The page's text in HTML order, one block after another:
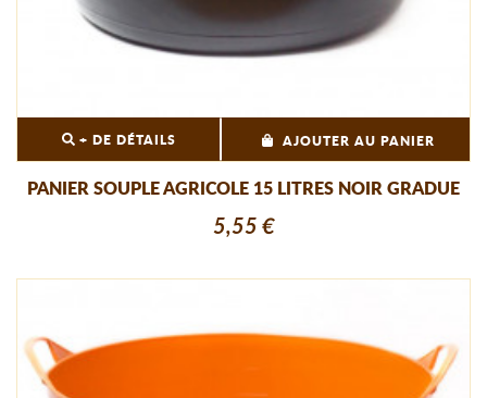
+ DE DÉTAILS AJOUTER AU PANIER
PANIER SOUPLE AGRICOLE 15 LITRES NOIR GRADUE
5,55 €